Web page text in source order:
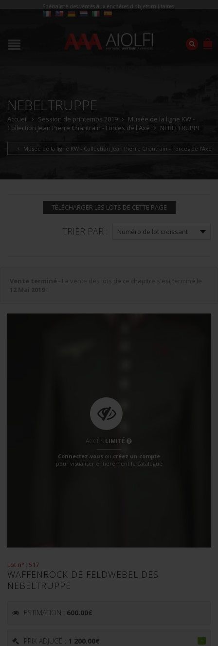
Spécialiste des ventes aux enchères d'objets militaires
NEBELTRUPPE
Accueil Session de printemps 2019
Musée de la ligne KW -
Collection Jean Pierre Chantrain - Forces de l'Axe
NEBELTRUPPE
Musée de la ligne KW - Collection Jean Pierre Chantrain - Forces de l'Axe
TÉLÉCHARGER LES LOTS DE CETTE PAGE
TRIER PAR :
ACCÈS LIMITÉ
Connectez-vous ou créez un compte
pour visualiser entièrement le catalogue
Lot n° : 517
WAFFENROCK DE FELDWEBEL DES
NEBELTRUPPE
ESTIMATION : 600.00€
PRIX ADJUGÉ : 1 200.00€